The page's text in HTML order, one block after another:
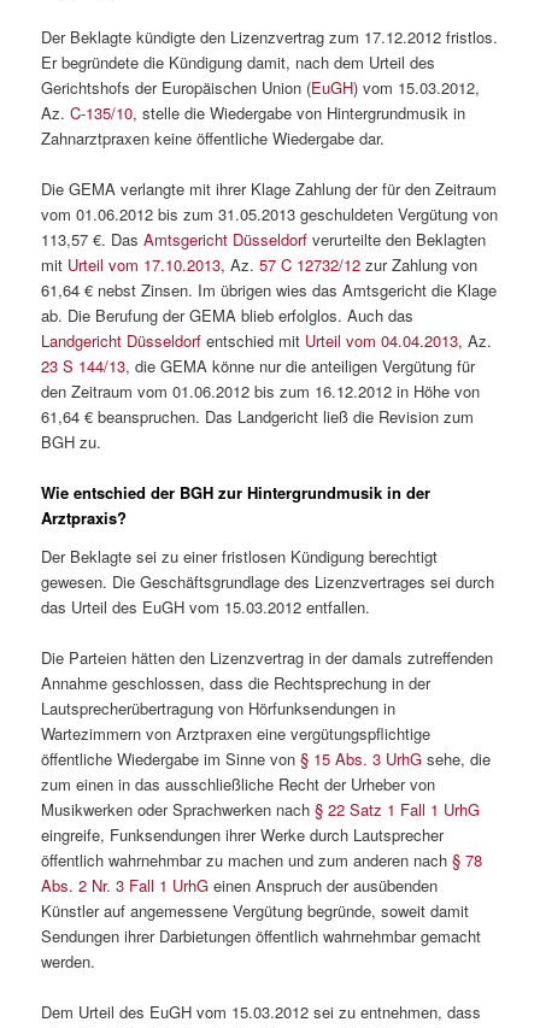
Der Beklagte kündigte den Lizenzvertrag zum 17.12.2012 fristlos.
Er begründete die Kündigung damit, nach dem Urteil des
Gerichtshofs der Europäischen Union (EuGH) vom 15.03.2012,
Az.C-135/10, stelle die Wiedergabe von Hintergrundmusik in
Zahnarztpraxen keine öffentliche Wiedergabe dar.
Die GEMA verlangte mit ihrer Klage Zahlung der für den Zeitraum
vom 01.06.2012 bis zum 31.05.2013 geschuldeten Vergütung von
113,57 €. DasAmtsgericht Düsseldorf verurteilte den Beklagten
mit Urteil vom 17.10.2013, Az.57 C 12732/12 zur Zahlung von
61,64 € nebst Zinsen. Im übrigen wies das Amtsgericht die Klage
ab. Die Berufung der GEMA blieb erfolglos. Auch das
Landgericht Düsseldorf entschied mit Urteil vom 04.04.2013, Az.
23 S 144/13, die GEMA könne nur die anteiligen Vergütung für
den Zeitraum vom 01.06.2012 bis zum 16.12.2012 in Höhe von
61,64 € beanspruchen. Das Landgericht ließ die Revision zum
BGH zu.
Wie entschied der BGH zur Hintergrundmusik in der
Arztpraxis?
Der Beklagte sei zu einer fristlosen Kündigung berechtigt
gewesen. Die Geschäftsgrundlage des Lizenzvertrages sei durch
das Urteil des EuGH vom 15.03.2012 entfallen.
Die Parteien hätten den Lizenzvertrag in der damals zutreffenden
Annahme geschlossen, dass die Rechtsprechung in der
Lautsprecherübertragung von Hörfunksendungen in
Wartezimmern von Arztpraxen eine vergütungspflichtige
öffentliche Wiedergabe im Sinne von§ 15 Abs. 3 UrhG sehe, die
zum einen in das ausschließliche Recht der Urheber von
Musikwerken oder Sprachwerken nach§ 22 Satz 1 Fall 1 UrhG
eingreife, Funksendungen ihrer Werke durch Lautsprecher
öffentlich wahrnehmbar zu machen und zum anderen nach§ 78
Abs. 2 Nr. 3 Fall 1 UrhG einen Anspruch der ausübenden
Künstler auf angemessene Vergütung begründe, soweit damit
Sendungen ihrer Darbietungen öffentlich wahrnehmbar gemacht
werden.
Dem Urteil des EuGH vom 15.03.2012 sei zu entnehmen, dass